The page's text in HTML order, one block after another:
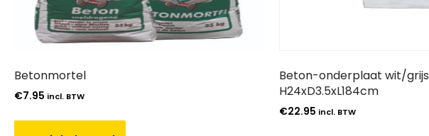
Betonmortel
€7.95 incl. BTW
Beton-onderplaat wit/grijs
H24xD3.5xL184cm
€22.95 incl. BTW